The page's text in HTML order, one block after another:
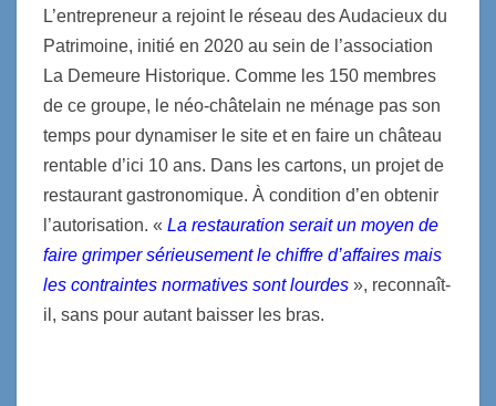
L’entrepreneur a rejoint le réseau des Audacieux du
Patrimoine, initié en 2020 au sein de l’association
La Demeure Historique. Comme les 150 membres
de ce groupe, le néo-châtelain ne ménage pas son
temps pour dynamiser le site et en faire un château
rentable d’ici 10 ans. Dans les cartons, un projet de
restaurant gastronomique. À condition d’en obtenir
l’autorisation. « La restauration serait un moyen de
faire grimper sérieusement le chiffre d’affaires mais
les contraintes normatives sont lourdes », reconnaît-
il, sans pour autant baisser les bras.